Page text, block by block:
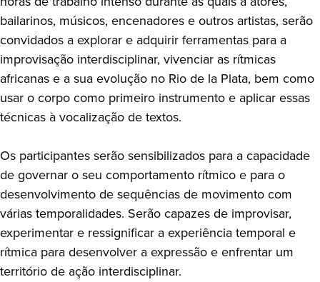
bailarinos, músicos, encenadores e outros artistas, serão
convidados a explorar e adquirir ferramentas para a
improvisação interdisciplinar, vivenciar as rítmicas
africanas e a sua evolução no Rio de la Plata, bem como
usar o corpo como primeiro instrumento e aplicar essas
técnicas à vocalização de textos.
Os participantes serão sensibilizados para a capacidade
de governar o seu comportamento rítmico e para o
desenvolvimento de sequências de movimento com
várias temporalidades. Serão capazes de improvisar,
experimentar e ressignificar a experiência temporal e
rítmica para desenvolver a expressão e enfrentar um
território de ação interdisciplinar.